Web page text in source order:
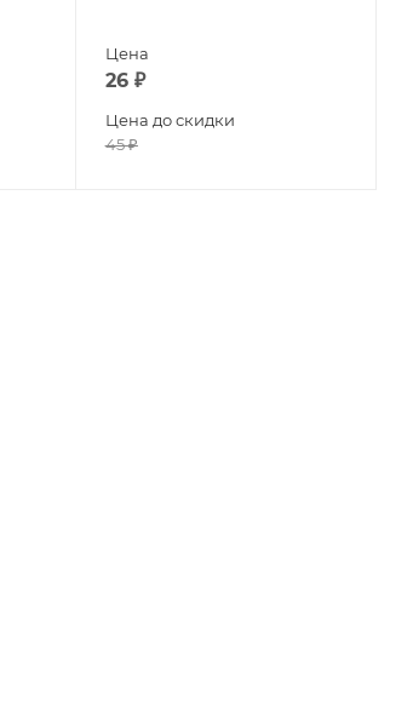
Цена
26₽
Цена до скидки
45₽